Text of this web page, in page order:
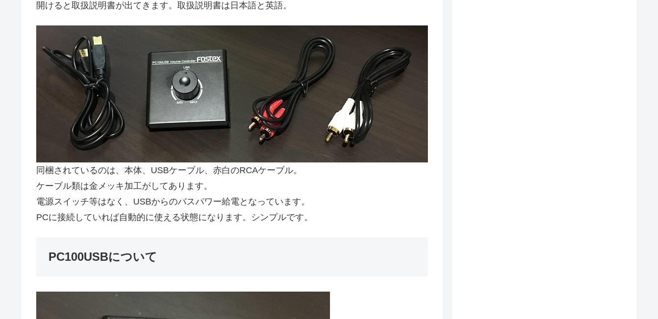
開けると取扱説明書が出てきます。取扱説明書は日本語と英語。
同梱されているのは、本体、USBケーブル、赤白のRCAケーブル。
ケーブル類は金メッキ加工がしてあります。
電源スイッチ等はなく、USBからのバスパワー給電となっています。
PCに接続していれば自動的に使える状態になります。シンプルです。
PC100USBについて